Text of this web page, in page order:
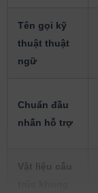
Tên gọi kỹ
thuật thuật
ngữ
Chuẩn đầu
nhấn hỗ trợ
Vật liệu cấu